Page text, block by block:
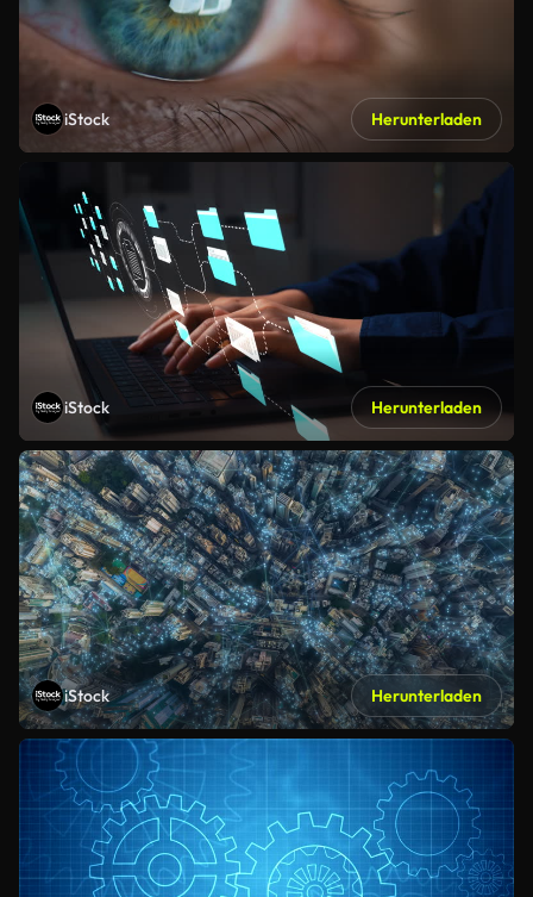
iStock Herunterladen
iStock Herunterladen
iStock Herunterladen